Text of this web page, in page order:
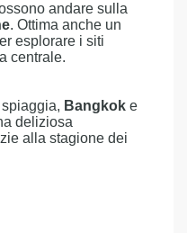
andare sulla
. Ottima anche un
esplorare i siti
centrale.
Bangkok e
deliziosa
alla stagione dei